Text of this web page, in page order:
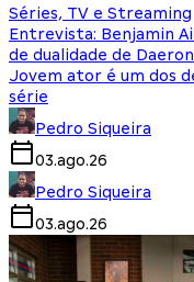
Séries, TV e Streaming
Entrevista: Benjamin
de dualidade de
Jovem ator é um dos
série
Pedro Siqueira
03.ago.26
Pedro Siqueira
03.ago.26